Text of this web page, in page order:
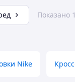
Показано
Nike